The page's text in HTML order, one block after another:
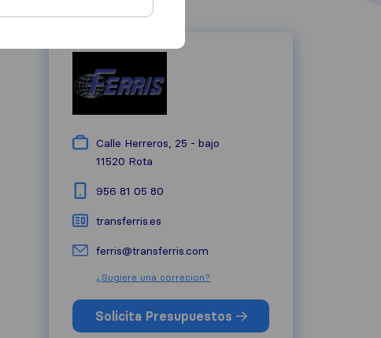
Calle Herreros, 25 - bajo
11520 Rota
956 81 05 80
transferris.es
ferris@transferris.com
¿Sugiere una correcion?
Solicita Presupuestos